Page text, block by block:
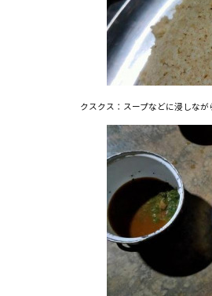
クスクス：スープなどに浸しなが